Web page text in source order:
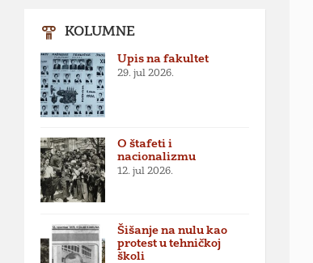
KOLUMNE
Upis na fakultet
29. jul 2026.
O štafeti i
nacionalizmu
12. jul 2026.
Šišanje na nulu kao
protest u tehničkoj
školi